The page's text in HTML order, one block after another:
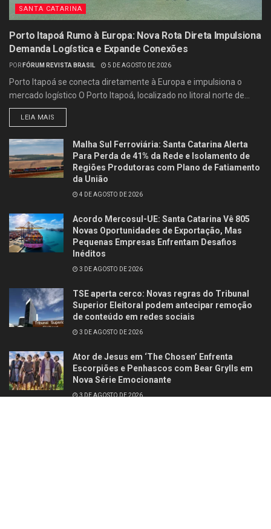
SANTA CATARINA
Porto Itapoá Rumo à Europa: Nova Rota Direta Impulsiona
Demanda Logística e Expande Conexões
POR FÓRUM REVISTA BRASIL 5 DE AGOSTO DE 2026
Porto Itapoá se conecta diretamente à Europa e impulsiona o
mercado logístico O Porto Itapoá, localizado no litoral norte de...
LEIA MAIS
Malha Sul Ferroviária: Santa Catarina Alerta
Para Perda de 41% da Rede e Isolamento de
Regiões Produtoras com Plano de Fatiamento
da União
4 DE AGOSTO DE 2026
Acordo Mercosul-UE: Santa Catarina Vê 805
Novas Oportunidades de Exportação, Mas
Pequenas Empresas Enfrentam Desafios
Inéditos
3 DE AGOSTO DE 2026
TSE aperta cerco: Novas regras do Tribunal
Superior Eleitoral podem antecipar remoção
de conteúdo em redes sociais
3 DE AGOSTO DE 2026
Ator de Jesus em ‘The Chosen’ Enfrenta
Escorpiões e Penhascos com Bear Grylls em
Nova Série Emocionante
3 DE AGOSTO DE 2026